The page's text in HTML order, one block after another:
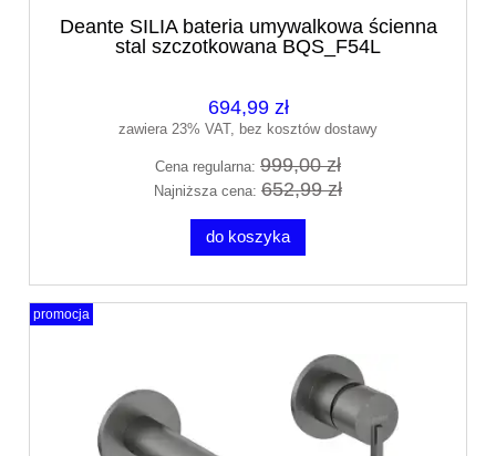
Deante SILIA bateria umywalkowa ścienna
stal szczotkowana BQS_F54L
694,99 zł
zawiera 23% VAT, bez kosztów dostawy
Cena regularna: 999,00 zł
Najniższa cena: 652,99 zł
do koszyka
promocja